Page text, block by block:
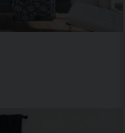
akustik uden at kræve
eller tilpasses, når
i stof?